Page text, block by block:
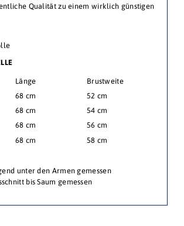
Qualität zu einem wirklich günstigen
Länge
Brustweite
68 cm
52 cm
68 cm
54 cm
68 cm
56 cm
68 cm 58 cm
unter den Armen gemessen
bis Saum gemessen